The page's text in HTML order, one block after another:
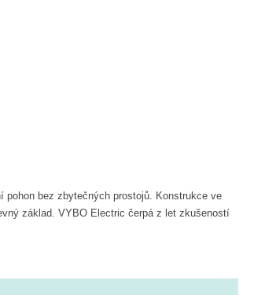
pohon bez zbytečných prostojů. Konstrukce ve
základ. VYBO Electric čerpá z let zkušeností